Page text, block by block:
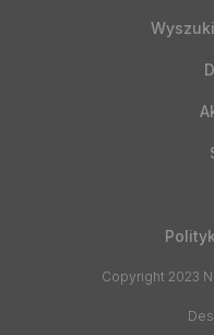
Copyright 2023